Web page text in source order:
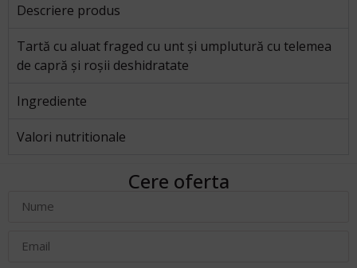
Descriere produs
Tartă cu aluat fraged cu unt și umplutură cu telemea
de capră și roșii deshidratate
Ingrediente
Valori nutritionale
Cere oferta